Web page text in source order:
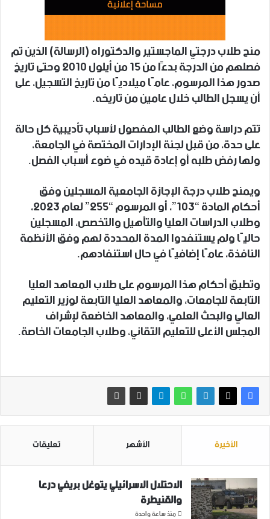
منح طلاب درجتي الماجستير والدكتوراه (الرسالة) الذين تم
فصلهم من الدرجة بدءًا من 15 من أيلول 2010 وحتى تاريخ
صدور هذا المرسوم، عامًا ميلاديًا من تاريخ التسجيل، على
أن يسجل الطالب خلال عامين من تاريخه.
تتم دراسة وضع الطالب المفصول لأسباب تأديبية كل حالة
على حدة، من قبل لجنة الإدارات المختصة في الجامعة،
ولها رفض طلبه أو إعادة قيده في ضوء أسباب الفصل.
ويمنح طلاب درجة الإجازة الجامعية المسجلين وفق
أحكام المادة “103”، أو المرسوم “255” لعام 2023،
وطلاب الدراسات العليا والتأهيل والتخصص، المسجلين
حاليًا ولم يستنفدوا المدة المحددة لهم وفق الأنظمة
النافذة، عامًا إضافيًا في حال استنفادهم.
وتطبق أحكام هذا المرسوم على طلاب المعاهد العليا
التابعة للجامعات، والمعاهد العليا التابعة لوزير التعليم
العالي والبحث العلمي، والمعاهد الخاضعة لإشراف
المجلس الأعلى للتعليم التقاني، وطلاب الجامعات الخاصة.
الأخيرة الأشهر تعليقات
الاحتلال الاسرائيلي يتوغل بريفي درعا
والقنيطرة
منذ ساعة واحدة